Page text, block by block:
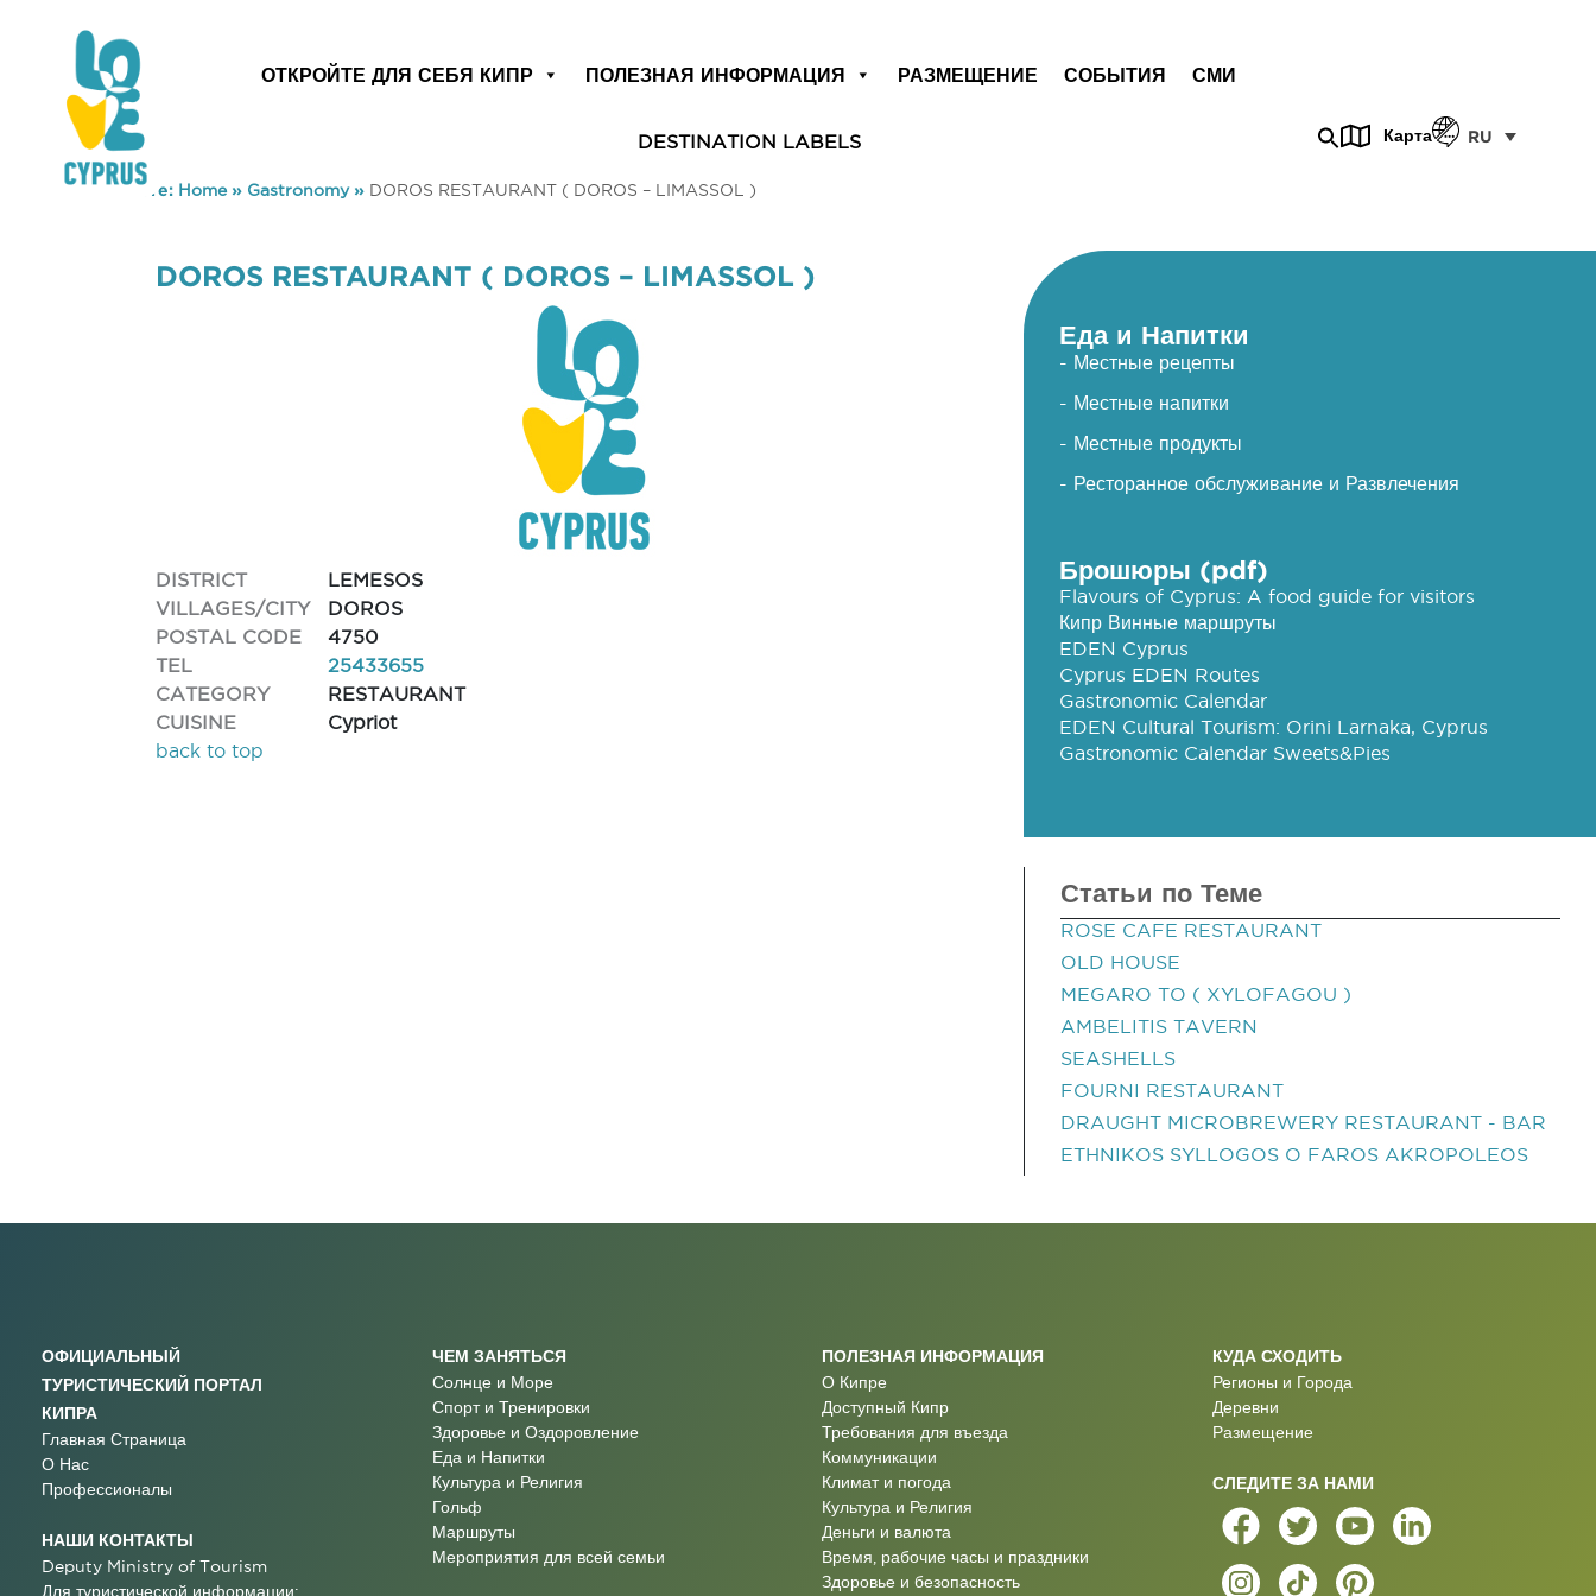
ОТКРОЙТЕ ДЛЯ СЕБЯ КИПР ПОЛЕЗНАЯ ИНФОРМАЦИЯ РАЗМЕЩЕНИЕ СОБЫТИЯ СМИ
DESTINATION LABELS Карта RU
You are here: Home» Gastronomy» DOROS RESTAURANT ( DOROS – LIMASSOL )
DOROS RESTAURANT ( DOROS – LIMASSOL )
DISTRICT
LEMESOS
VILLAGES/CITY
DOROS
POSTAL CODE
4750
TEL
25433655
CATEGORY
RESTAURANT
CUISINE
Cypriot
back to top
Еда и Напитки
- Местные рецепты
- Местные напитки
- Местные продукты
- Ресторанное обслуживание и Развлечения
Брошюры (pdf)
Flavours of Cyprus: A food guide for visitors
Кипр Винные маршруты
EDEN Cyprus
Cyprus EDEN Routes
Gastronomic Calendar
EDEN Cultural Tourism: Orini Larnaka, Cyprus
Gastronomic Calendar Sweets&Pies
Статьи по Теме
ROSE CAFE RESTAURANT
OLD HOUSE
MEGARO TO ( XYLOFAGOU )
AMBELITIS TAVERN
SEASHELLS
FOURNI RESTAURANT
DRAUGHT MICROBREWERY RESTAURANT - BAR
ETHNIKOS SYLLOGOS O FAROS AKROPOLEOS
ОФИЦИАЛЬНЫЙ
ТУРИСТИЧЕСКИЙ ПОРТАЛ
КИПРА
Главная Страница
О Нас
Профессионалы
НАШИ КОНТАКТЫ
Deputy Ministry of Tourism
Для туристической информации:
ЧЕМ ЗАНЯТЬСЯ
Солнце и Море
Спорт и Тренировки
Здоровье и Оздоровление
Еда и Напитки
Культура и Религия
Гольф
Маршруты
Мероприятия для всей семьи
ПОЛЕЗНАЯ ИНФОРМАЦИЯ
О Кипре
Доступный Кипр
Требования для въезда
Коммуникации
Климат и погода
Культура и Религия
Деньги и валюта
Время, рабочие часы и праздники
Здоровье и безопасность
КУДА СХОДИТЬ
Регионы и Города
Деревни
Размещение
СЛЕДИТЕ ЗА НАМИ